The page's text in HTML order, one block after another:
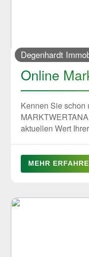
Rechtschreibung •
und Ihre Aufgaben
strukturieren •
Zusammenarbeit
Degenhardt
Online
Kennen Sie schon
MARKTWERTANALYSE ?
aktuellen Wert
MEHR